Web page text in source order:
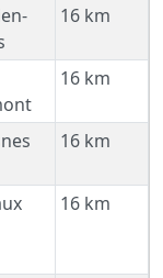
16 km
16 km
16 km
16 km